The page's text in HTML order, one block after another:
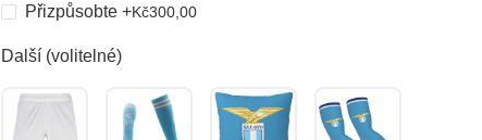
Přizpůsobte +Kč300,00
Další (volitelné)